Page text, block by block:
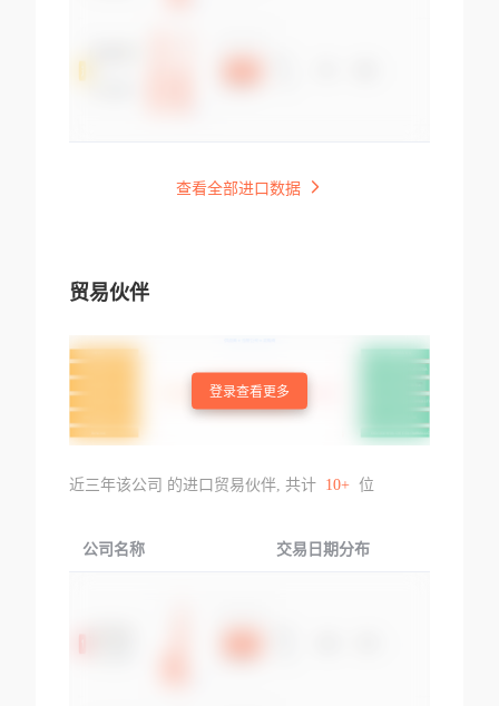
查看全部进口数据
贸易伙伴
登录查看更多
近三年该公司 的进口贸易伙伴, 共计 10+ 位
公司名称 交易日期分布